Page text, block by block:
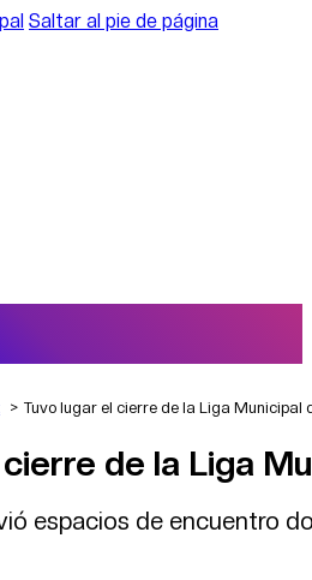
Saltar al pie de página
Tuvo lugar el cierre de la Liga Municipal
de la Liga
espacios de encuentro